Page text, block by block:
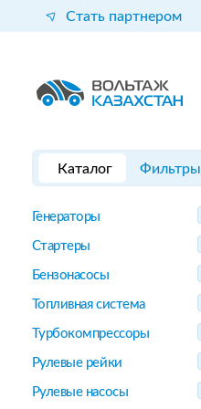
Стать партнером
Каталог Фильтры
Генераторы
Стартеры
Бензонасосы
Топливная система
Турбокомпрессоры
Рулевые рейки
Рулевые насосы